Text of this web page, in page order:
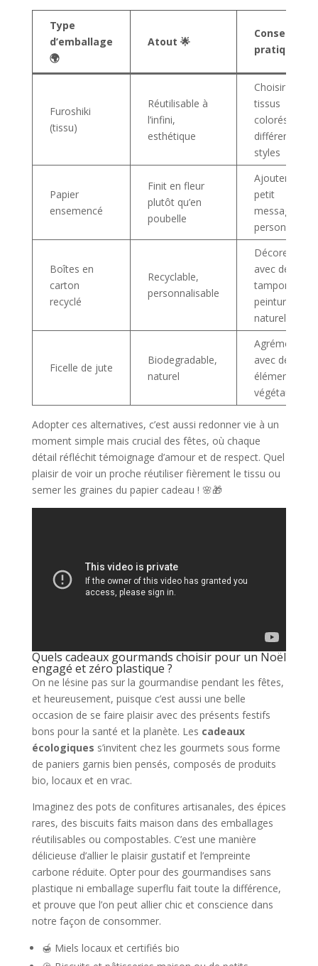
Type
d’emballage
🌍
Atout 🌟
Conseil
pratique 💡
Furoshiki
(tissu)
Réutilisable à
l’infini,
esthétique
Choisir des
tissus
colorés pour
différents
styles
Papier
ensemencé
Finit en fleur
plutôt qu’en
poubelle
Ajouter un
petit
message
personnalisé
Boîtes en
carton
recyclé
Recyclable,
personnalisable
Décorer
avec des
tampons,
peintures
naturelles
Ficelle de jute
Biodegradable,
naturel
Agrémenter
avec des
éléments
végétaux
Adopter ces alternatives, c’est aussi redonner vie à un
moment simple mais crucial des fêtes, où chaque
détail réfléchit témoignage d’amour et de respect. Quel
plaisir de voir un proche réutiliser fièrement le tissu ou
semer les graines du papier cadeau ! 🌸🎁
Quels cadeaux gourmands choisir pour un Noël
engagé et zéro plastique ?
On ne lésine pas sur la gourmandise pendant les fêtes,
et heureusement, puisque c’est aussi une belle
occasion de se faire plaisir avec des présents festifs
bons pour la santé et la planète. Les cadeaux
écologiques s’invitent chez les gourmets sous forme
de paniers garnis bien pensés, composés de produits
bio, locaux et en vrac.
Imaginez des pots de confitures artisanales, des épices
rares, des biscuits faits maison dans des emballages
réutilisables ou compostables. C’est une manière
délicieuse d’allier le plaisir gustatif et l’empreinte
carbone réduite. Opter pour des gourmandises sans
plastique ni emballage superflu fait toute la différence,
et prouve que l’on peut allier chic et conscience dans
notre façon de consommer.
🍯 Miels locaux et certifiés bio